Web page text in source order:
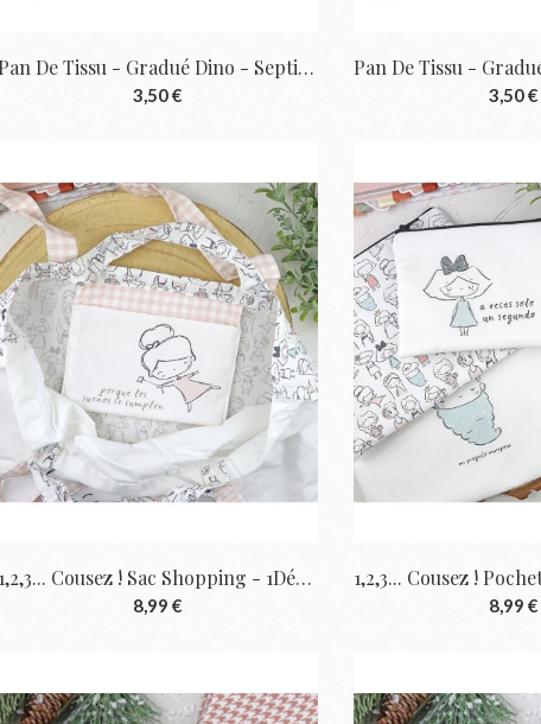
Pan De Tissu - Gradué Dino - Septiembre |...
3,50 € 3,50 €
1,2,3... Cousez ! Sac Shopping - 1Década |...
8,99 € 8,99 €